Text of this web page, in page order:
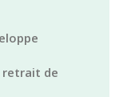
retrait de